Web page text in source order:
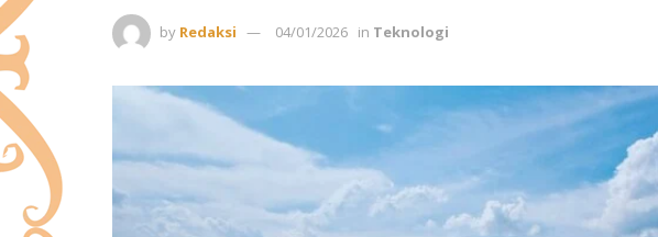
by Redaksi 04/01/2026 in Teknologi